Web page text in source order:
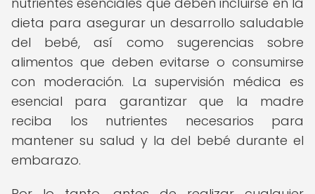
dieta para asegurar un desarrollo saludable
del bebé, así como sugerencias sobre
alimentos que deben evitarse o consumirse
con moderación. La supervisión médica es
esencial para garantizar que la madre
reciba los nutrientes necesarios para
mantener su salud y la del bebé durante el
embarazo.